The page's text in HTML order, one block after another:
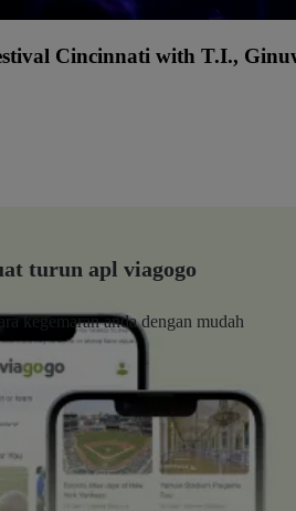
Cincinnati with T.I.,
turun apl viagogo
kegemaran anda dengan mudah